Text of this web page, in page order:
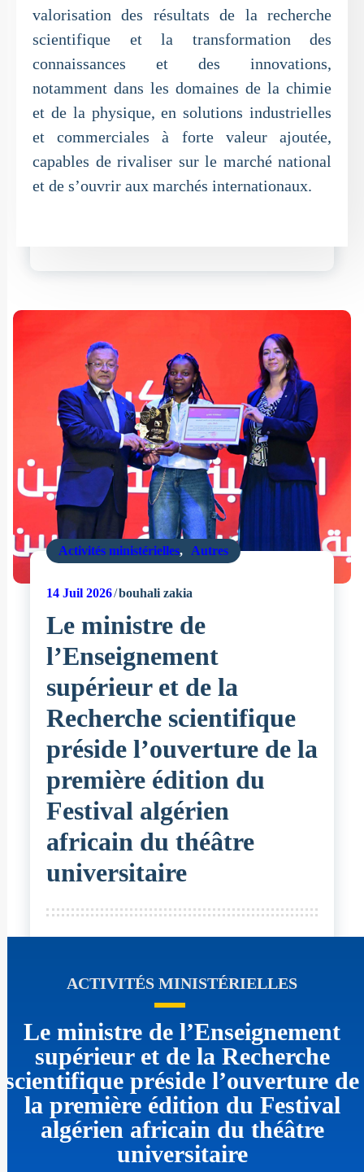
valorisation des résultats de la recherche
scientifique et la transformation des
connaissances et des innovations,
notamment dans les domaines de la chimie
et de la physique, en solutions industrielles
et commerciales à forte valeur ajoutée,
capables de rivaliser sur le marché national
et de s’ouvrir aux marchés internationaux.
Activités ministérielles, Autres
14Juil 2026 bouhali zakia
Le ministre de
l’Enseignement
supérieur et de la
Recherche scientifique
préside l’ouverture de la
première édition du
Festival algérien
africain du théâtre
universitaire
ACTIVITÉS MINISTÉRIELLES
Le ministre de l’Enseignement
supérieur et de la Recherche
scientifique préside l’ouverture de
la première édition du Festival
algérien africain du théâtre
universitaire